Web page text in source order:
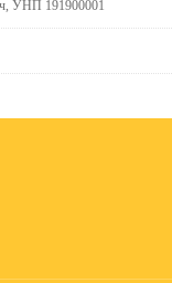
УНП 191900001